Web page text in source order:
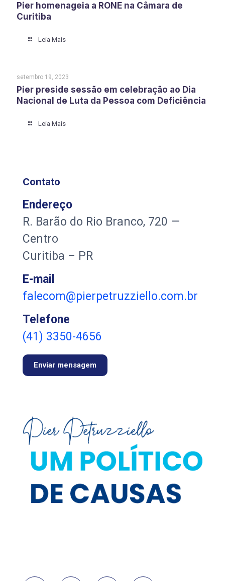
Pier homenageia a RONE na Câmara de
Curitiba
Leia Mais
setembro 19, 2023
Pier preside sessão em celebração ao Dia
Nacional de Luta da Pessoa com Deficiência
Leia Mais
Contato
Endereço
R. Barão do Rio Branco, 720 —
Centro
Curitiba – PR
E-mail
falecom@pierpetruzziello.com.br
Telefone
(41) 3350-4656
Enviar mensagem